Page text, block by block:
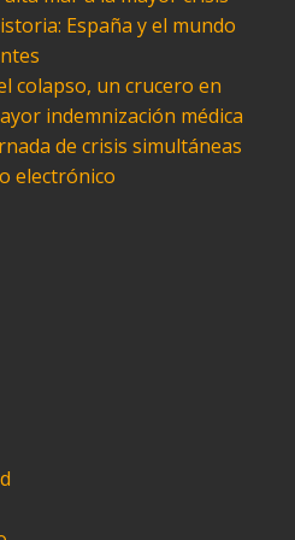
España y el mundo
colapso, un crucero en
indemnización médica
de crisis simultáneas
electrónico